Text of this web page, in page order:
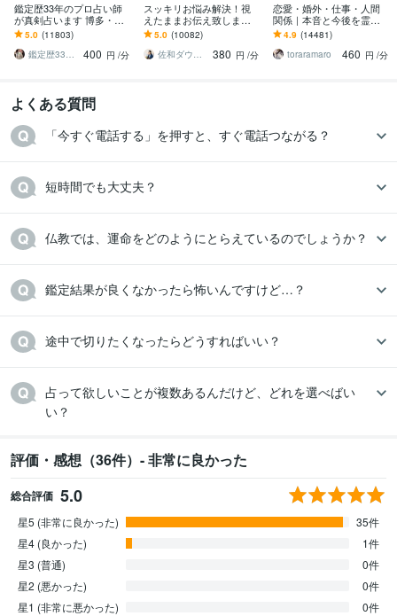
鑑定歴33年のプロ占い師
が真剣占います 博多・廓
屋の純血統占い祈願師
雷鳥
5.0 (11803)
鑑定歴33年のプロ占い師 雷鳥
400 円 /分
スッキリお悩み解決！視
えたままお伝え致します
恋愛、結婚、人間関係、
仕事、人生、ペットの気
持ち等◎祈願付き
5.0 (10082)
佐和ダウジング＆スピリットメンター
380 円 /分
恋愛・婚外・仕事・人間
関係｜本音と今後を霊視
ます 現実重視の鑑定｜本
質と今後の行動を具体的
にお伝えします
4.9 (14481)
toraramaro
460 円 /分
よくある質問
「今すぐ電話する」を押すと、すぐ電話つながる？
短時間でも大丈夫？
仏教では、運命をどのようにとらえているのでしょうか？
鑑定結果が良くなかったら怖いんですけど…？
途中で切りたくなったらどうすればいい？
占って欲しいことが複数あるんだけど、どれを選べばい
い？
評価・感想（36件）- 非常に良かった
総合評価 5.0
星5 (非常に良かった)
35件
星4 (良かった)
1件
星3 (普通)
0件
星2 (悪かった)
0件
星1 (非常に悪かった)
0件